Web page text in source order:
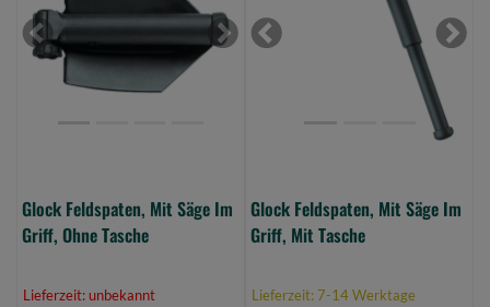
Säge
Im
Griff,
Previous Next
Glock Feldspaten, Mit Säge Im
Griff, Ohne Tasche
Lieferzeit: unbekannt
Säge
ImPrevious Next
Glock Feldspaten, Mit Säge Im
Griff, Mit Tasche
Lieferzeit: 7-14 Werktage